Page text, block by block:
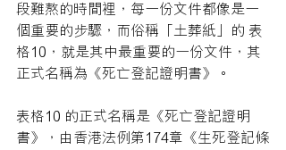
段難熬的時間裡，每一份文件都像是一
個重要的步驟，而俗稱「土葬紙」的 表
格10，就是其中最重要的一份文件，其
正式名稱為《死亡登記證明書》。
表格10 的正式名稱是《死亡登記證明
書》，由香港法例第174章《生死登記條